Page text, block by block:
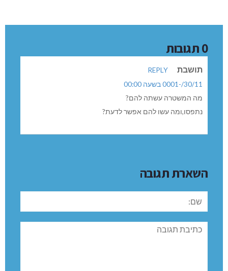
0 תגובות
תושבת
REPLY
30/11/-0001 בשעה 00:00
מה המשטרה עשתה להם?
נתפסו,ומה עשו להם אפשר לדעת?
השארת תגובה
שם:
תגובה